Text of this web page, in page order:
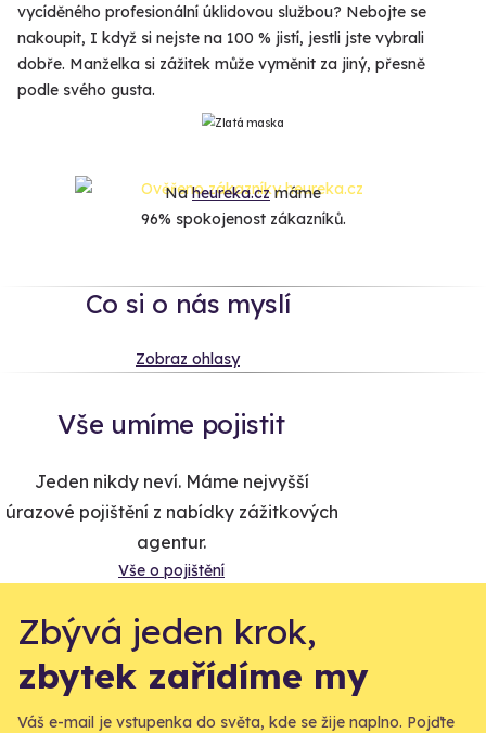
vycíděného profesionální úklidovou službou? Nebojte se
nakoupit, I když si nejste na 100 % jistí, jestli jste vybrali
dobře. Manželka si zážitek může vyměnit za jiný, přesně
podle svého gusta.
Naheureka.czmáme
96% spokojenost zákazníků.
Co si o nás myslí
Zobraz ohlasy
Vše umíme pojistit
Jeden nikdy neví. Máme nejvyšší
úrazové pojištění z nabídky zážitkových
agentur.
Vše o pojištění
Zbývá jeden krok,
zbytek zařídíme my
Váš e-mail je vstupenka do světa, kde se žije naplno. Pojďte